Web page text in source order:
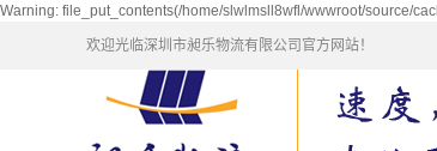
Warning: file_put_contents(/home/slwlmsll8wfl/wwwroot/source/
欢迎光临深圳市昶乐物流有限公司官方网站！